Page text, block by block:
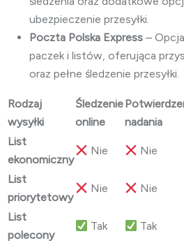
ubezpieczenie przesyłki.
Poczta Polska Express –
paczek i listów, oferująca
oraz pełne śledzenie przesyłki.
Rodzaj
wysyłki
Śledzenie
online
nadania
List
ekonomiczny
Nie Nie
List
priorytetowy
Nie Nie
List
polecony
Tak Tak